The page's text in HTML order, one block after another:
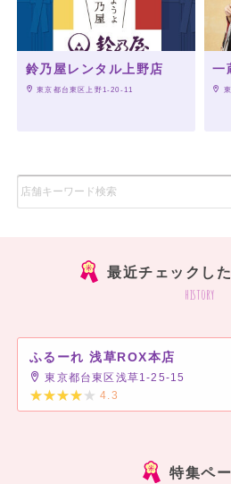
鈴乃屋レンタル上野店
東京都台東区上野1-20-11
一
最近チェックし
history
ふるーれ 浅草ROX本店
東京都台東区浅草1-25-15
4.3
特集ペ